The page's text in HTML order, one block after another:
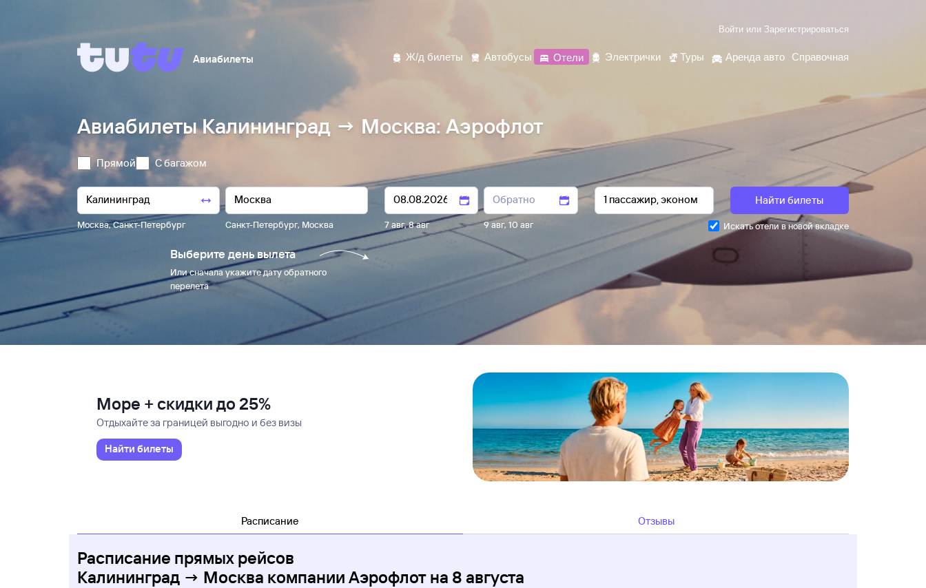
Войти или Зарегистрироваться
Авиабилеты Ж/д билеты Автобусы Отели Электрички Туры Аренда авто Справочная
Авиабилеты Калининград → Москва: Аэрофлот
Прямой С багажом
Москва,Санкт-Петербург Санкт-Петербург, Москва 7 авг,8 авг 9 авг,10 авг
Найти билеты
Искать отели в новой вкладке
Выберите день вылета
Или сначала укажите дату обратного
перелета
Море + скидки до 25%
Отдыхайте за границей выгодно и без визы
Найти билеты
Расписание Отзывы
Расписание прямых рейсов
Калининград → Москва компании Аэрофлот на 8 августа